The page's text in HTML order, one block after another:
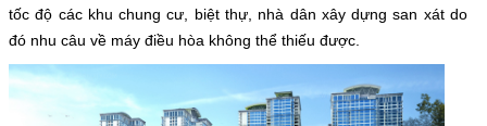
tốc độ các khu chung cư, biệt thự, nhà dân xây dựng san xát do
đó nhu câu về máy điều hòa không thể thiếu được.